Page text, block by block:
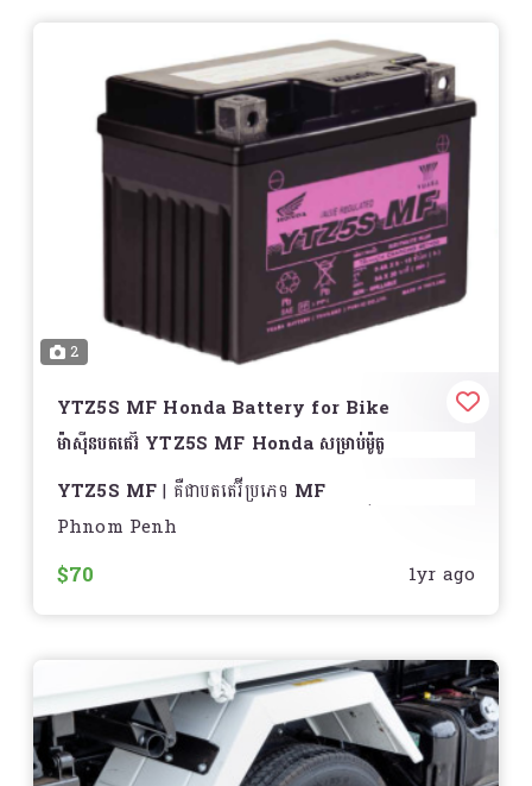
ធន់នឹងការពាក់សឹក – ផលិតពីដែកខ្ពស់គុណភាព ដែលមាន
សំណើម និងសមត្ថភាពធន់នឹងអាកាសធាតុ
ការបញ្ជូនថាមពលល្អ
– ជួយធ្វើឲ្យការបើកបរស្រួល និងការចាប់
សមស្របសម្រាប់ម៉ូតូ Honda
– ដូចជាWave, Dream,
Click, Scoopy, Winner, Sonic, CB150R, CBR
– មានសង្វាក់ធម្មតា និងO-Ring / X-
សម្រាប់អាយុកាលប្រើប្រាស់បានយូរ
– ប្រើប្រេងលាបសង្វាក់ដើម្បីបង្កើន
ប្រសិទ្ធភាព និងបន្ថែមអាយុកាល
ឬមានសំឡេងខុសធម្មតា
តម្លៃសូមទាក់ទងសម្រាប់ព័ត៌មានលម្អិត
ជ្រើសរើសសង្វាក់ Honda ដើម្បីបង្កើនសុវត្ថិភាព និងធ្វើឲ្យម៉ូតូរបស់
អ្នកបើកបរដោយប្រសិទ្ធភាពខ្ពស់!
2
YTZ5S MF Honda Battery for Bike
ម៉ាស៊ីនបតតេរ៊ី YTZ5S MF Honda សម្រាប់ម៉ូតូ
YTZ5S MF គឺជាបតតេរ៊ីប្រភេទ MF
(Maintenance-Free)
ការប្រើប្រាស់ជាប្រចាំ
Maintenance-Free (MF) – មិនត្រូវការតាមដាន
ស្រោចទឹក (សំបកមិនអាចបើកបាន) ហើយអាចប្រើប្រាស់បានដោយ
មិនចាំបាច់ថែទាំ
សមត្ថភាពខ្ពស់ – មានថាមពលលើសគ្រប់គ្រាន់សម្រាប់ម៉ូតូ
Phnom Penh
$70 1yr ago